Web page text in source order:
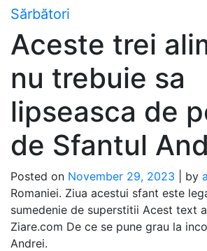
Skip
content
Sărbători
Aceste trei
nu trebuie sa
lipseasca de
de Sfantul
Posted on November 29, 2023 by
Romaniei. Ziua acestui sfant este
sumedenie de superstitii Acest text
Ziare.com De ce se pune grau la
Andrei.